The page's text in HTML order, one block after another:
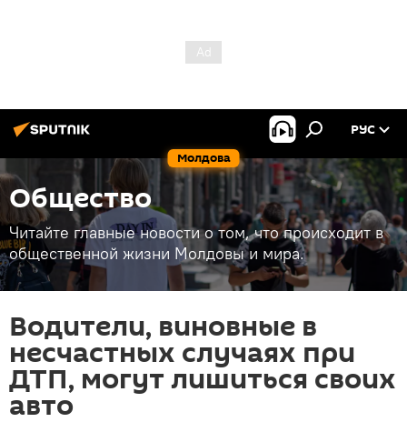
Молдова
РУС
Общество
Читайте главные новости о том, что происходит в
общественной жизни Молдовы и мира.
Водители, виновные в
несчастных случаях при
ДТП, могут лишиться своих
авто